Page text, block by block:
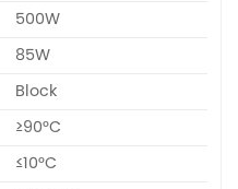
500W
85W
Block
≥90°C
≤10°C